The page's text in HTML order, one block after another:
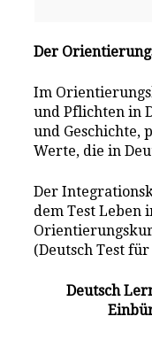
Der
Im
und Pflichten in
und Geschichte,
Werte, die in
Der
dem Test Leben
(Deutsch Test
Deutsch